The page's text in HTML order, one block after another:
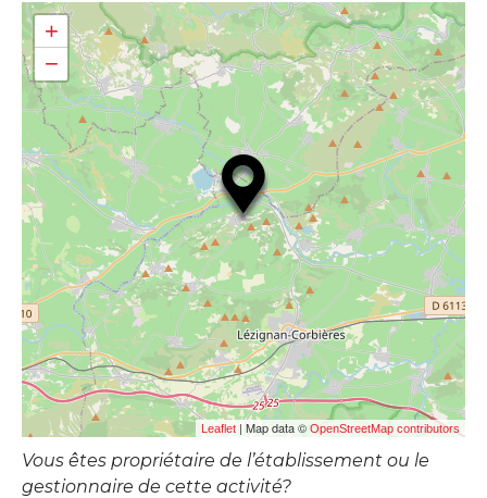
+
−
Leaflet | Map data © OpenStreetMap contributors
Vous êtes propriétaire de l’établissement ou le
gestionnaire de cette activité?